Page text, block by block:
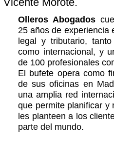
Olleros Abogados
25 años de experiencia
legal y tributario,
como internacional, y
de 100 profesionales
El bufete opera como
de sus oficinas en
una amplia red
que permite planificar y
les planteen a los
parte del mundo.